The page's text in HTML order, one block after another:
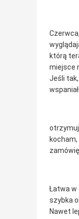
którą
miejsce
Jeśli
Łatwa w
szybka
Nawet